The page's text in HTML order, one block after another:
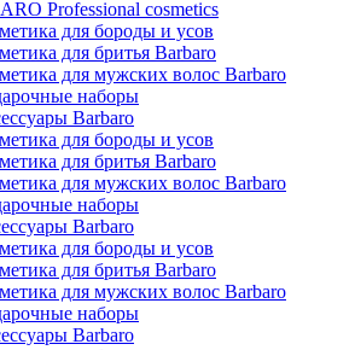
Professional cosmetics
для бороды и усов
для бритья Barbaro
для мужских волос Barbaro
наборы
Barbaro
для бороды и усов
для бритья Barbaro
для мужских волос Barbaro
наборы
Barbaro
для бороды и усов
для бритья Barbaro
для мужских волос Barbaro
наборы
Barbaro